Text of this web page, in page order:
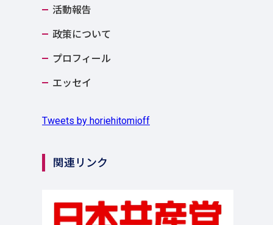
活動報告
政策について
プロフィール
エッセイ
Tweets by horiehitomioff
関連リンク